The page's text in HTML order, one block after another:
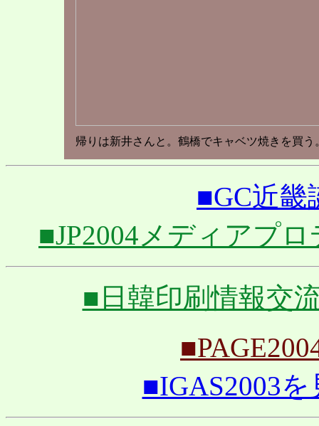
帰りは新井さんと。鶴橋でキャベツ焼きを買う
■GC近畿
■JP2004メディアプ
■日韓印刷情報交
■IGAS2003を